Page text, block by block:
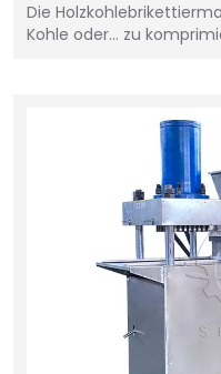
Die
Kohle oder… zu